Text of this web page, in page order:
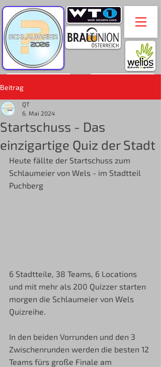
Beitrag
Startschuss - Das
einzigartige Quiz der Stadt
QT
6. Mai 2024
Heute fällte der Startschuss zum
Schlaumeier von Wels - im Stadtteil
Puchberg
6 Stadtteile, 38 Teams, 6 Locations
und mit mehr als 200 Quizzer starten
morgen die Schlaumeier von Wels
Quizreihe.
In den beiden Vorrunden und den 3
Zwischenrunden werden die besten 12
Teams fürs große Finale am